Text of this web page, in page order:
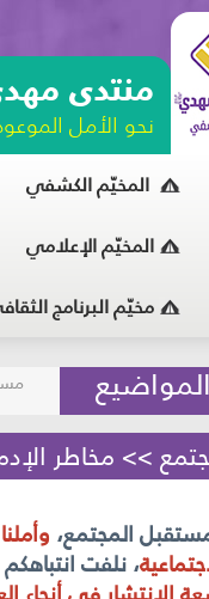
منتدى
نحو الأمل
المخيّم الكشفي
المخيّم الإعلامي
مخيّم البرنامج
>> مخاطر
المجتمع،
، نلفت انتباهكم